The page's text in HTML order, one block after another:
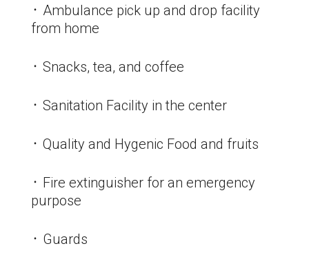
᛫ Ambulance pick up and drop facility
from home
᛫ Snacks, tea, and coffee
᛫ Sanitation Facility in the center
᛫ Quality and Hygenic Food and fruits
᛫ Fire extinguisher for an emergency
purpose
᛫ Guards